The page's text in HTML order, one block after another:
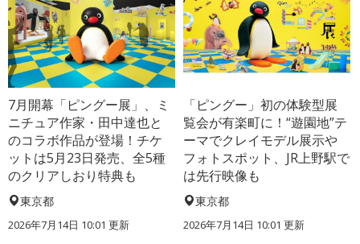
7月開幕「ピングー展」、ミ
ニチュア作家・田中達也と
のコラボ作品が登場！チケ
ットは5月23日発売、全5種
のクリアしおり特典も
東京都
2026年7月14日 10:01 更新
「ピングー」初の体験型展
覧会が有楽町に！“遊園地”テ
ーマでクレイモデル展示や
フォトスポット、JR上野駅で
は先行映像も
東京都
2026年7月14日 10:01 更新